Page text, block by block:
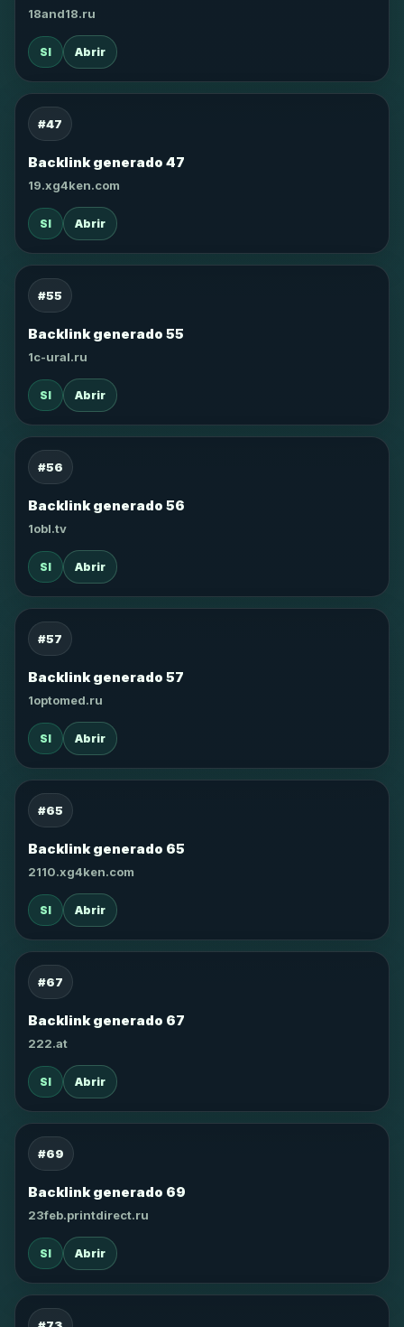
18and18.ru
SI Abrir
#47
Backlink generado 47
19.xg4ken.com
SI Abrir
#55
Backlink generado 55
1c-ural.ru
SI Abrir
#56
Backlink generado 56
1obl.tv
SI Abrir
#57
Backlink generado 57
1optomed.ru
SI Abrir
#65
Backlink generado 65
2110.xg4ken.com
SI Abrir
#67
Backlink generado 67
222.at
SI Abrir
#69
Backlink generado 69
23feb.printdirect.ru
SI Abrir